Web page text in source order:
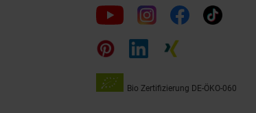
Folge
uns
auf
Bio Zertifizierung DE-ÖKO-060